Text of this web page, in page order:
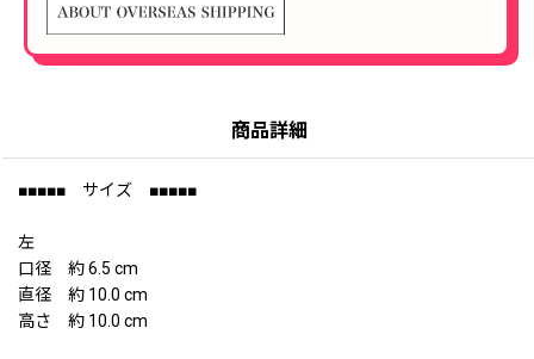
商品詳細
■■■■■ サイズ ■■■■■
左
口径 約 6.5 cm
直径 約 10.0 cm
高さ 約 10.0 cm